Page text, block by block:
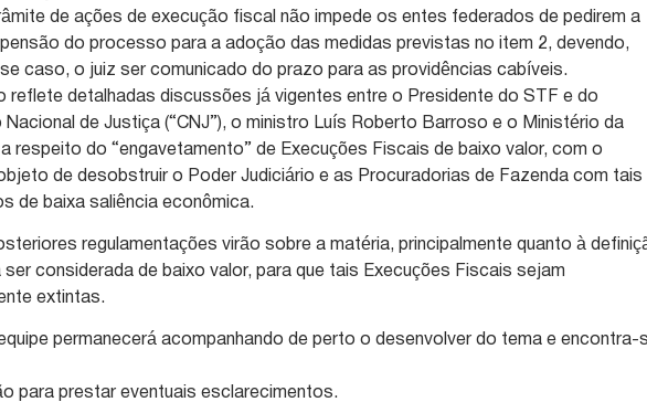
de ações de execução fiscal não impede os entes federados de pedirem a
do processo para a adoção das medidas previstas no item 2, devendo,
caso, o juiz ser comunicado do prazo para as providências cabíveis.
reflete detalhadas discussões já vigentes entre o Presidente do STF e do
Nacional de Justiça (“CNJ”), o ministro Luís Roberto Barroso e o Ministério da
a respeito do “engavetamento” de Execuções Fiscais de baixo valor, com o
de desobstruir o Poder Judiciário e as Procuradorias de Fazenda com tais
de baixa saliência econômica.
regulamentações virão sobre a matéria, principalmente quanto à
ser considerada de baixo valor, para que tais Execuções Fiscais sejam
extintas.
permanecerá acompanhando de perto o desenvolver do tema e encontra-
para prestar eventuais esclarecimentos.